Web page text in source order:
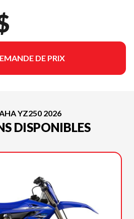
DE PRIX
YZ250 2026
DISPONIBLES